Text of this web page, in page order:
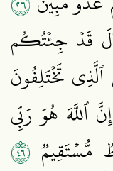
قَدۡ جِئۡتُكُم
تَخۡتَلِفُونَ
إِنَّ ٱللَّهَ هُوَ رَبِّي
مُّسۡتَقِيمٞ ٦٤